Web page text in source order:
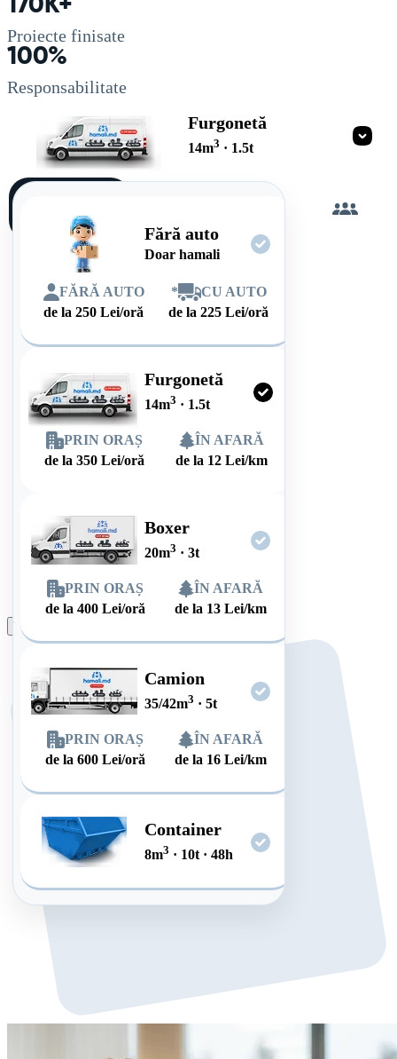
Proiecte finisate
100%
Responsabilitate
Furgonetă
14m3 · 1.5t
Fără auto
Doar hamali
FĂRĂ AUTO
de la250 Lei/oră
*
CU AUTO
de la225 Lei/oră
Furgonetă
14m3 · 1.5t
PRIN ORAȘ
de la 350 Lei/oră
ÎN AFARĂ
de la 12 Lei/km
Boxer
20m3 · 3t
PRIN ORAȘ
de la400 Lei/oră
ÎN AFARĂ
de la 13 Lei/km
Camion
35/42m3 · 5t
PRIN ORAȘ
de la600 Lei/oră
ÎN AFARĂ
de la 16 Lei/km
Container
8m3 · 10t · 48h
singur
Plasează comanda